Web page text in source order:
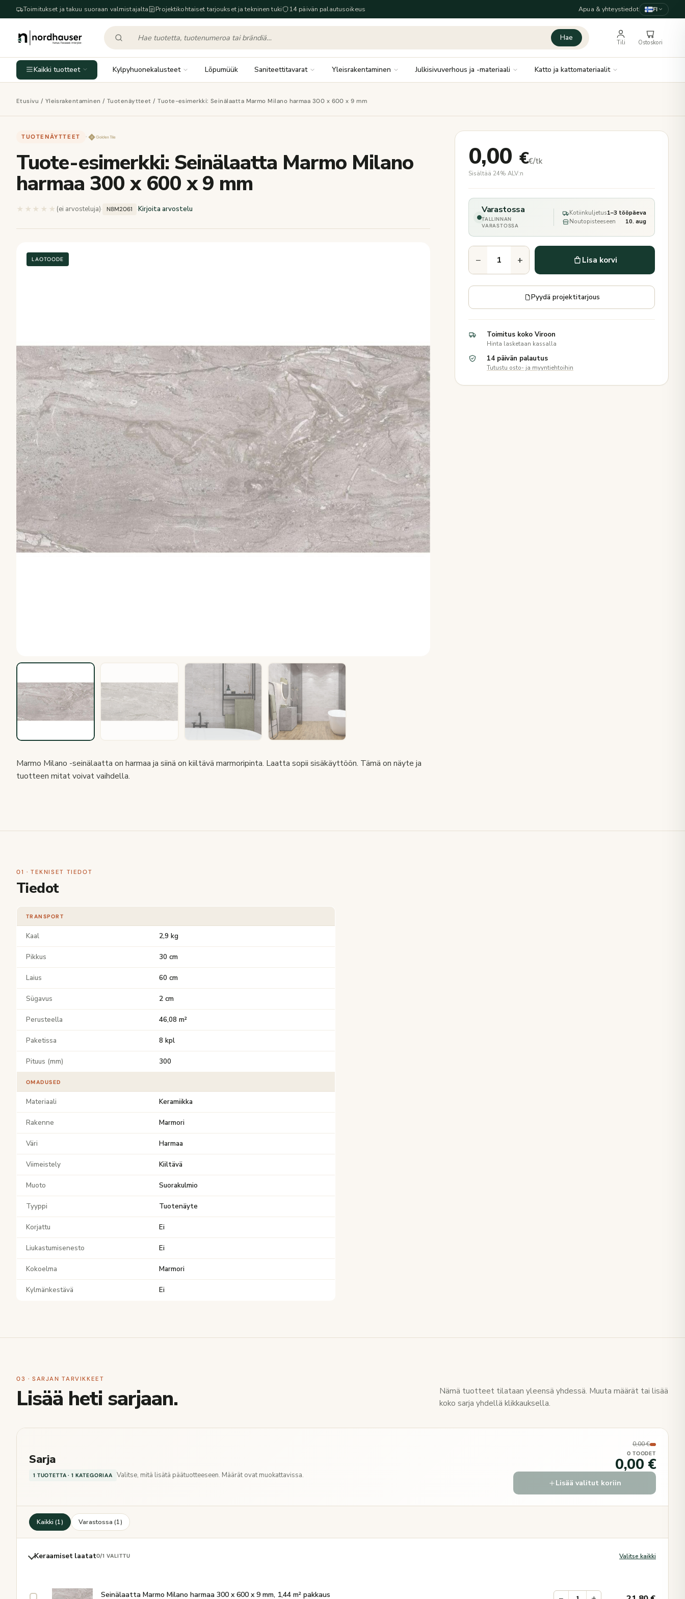
Toimitukset ja takuu suoraan valmistajalta Projektikohtaiset tarjoukset ja tekninen tuki 14 päivän palautusoikeus Apua & yhteystiedot FI
Hae
Tili Ostoskori
Kaikki tuotteet Kylpyhuonekalusteet Lõpumüük Saniteettitavarat Yleisrakentaminen Julkisivuverhous ja -materiaali Katto ja kattomateriaalit
Etusivu / Yleisrakentaminen / Tuotenäytteet / Tuote-esimerkki: Seinälaatta Marmo Milano harmaa 300 x 600 x 9 mm
TUOTENÄYTTEET ·
Tuote-esimerkki: Seinälaatta Marmo Milano
harmaa 300 x 600 x 9 mm
★★★★★ ★★★★★
(ei arvosteluja)· N8M2061 ·Kirjoita arvostelu
LAOTOODE
Marmo Milano -seinälaatta on harmaa ja siinä on kiiltävä marmoripinta. Laatta sopii sisäkäyttöön. Tämä on näyte ja
tuotteen mitat voivat vaihdella.
0,00 €€/tk
Sisältää 24% ALV:n
Varastossa
TALLINNAN
VARASTOSSA
Kotiinkuljetus1–3 tööpäeva
Noutopisteeseen
10. aug
− + Lisa korvi
Pyydä projektitarjous
Toimitus koko Viroon
Hinta lasketaan kassalla
14 päivän palautus
Tutustu osto- ja myyntiehtoihin
01 · TEKNISET TIEDOT
Tiedot
TRANSPORT
Kaal 2,9 kg
Pikkus 30 cm
Laius 60 cm
Sügavus 2 cm
Perusteella 46,08 m²
Paketissa 8 kpl
Pituus (mm) 300
OMADUSED
Materiaali Keramiikka
Rakenne Marmori
Väri Harmaa
Viimeistely Kiiltävä
Muoto Suorakulmio
Tyyppi Tuotenäyte
Korjattu Ei
Liukastumisenesto Ei
Kokoelma Marmori
Kylmänkestävä Ei
03 · SARJAN TARVIKKEET
Lisää heti sarjaan.
Nämä tuotteet tilataan yleensä yhdessä. Muuta määrät tai lisää
koko sarja yhdellä klikkauksella.
Sarja
1 TUOTETTA · 1 KATEGORIAA Valitse, mitä lisätä päätuotteeseen. Määrät ovat muokattavissa.
0,00 €
0 TOODET
0,00 €
Lisää valitut koriin
Kaikki (1) Varastossa (1)
Keraamiset laatat0/1 VALITTU Valitse kaikki
Seinälaatta Marmo Milano harmaa 300 x 600 x 9 mm, 1,44 m² pakkaus